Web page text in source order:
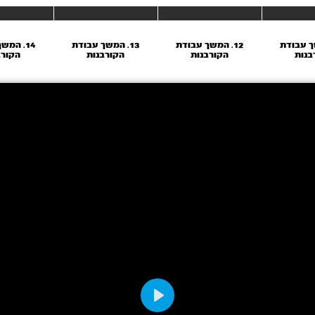
עבודת
12. המשך עבודת
הקורבנות
13. המשך עבודת
הקורבנות
14.
Play